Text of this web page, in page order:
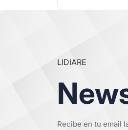
LIDIARE
Recibe en tu email